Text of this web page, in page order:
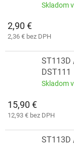
Skladom
2,90 €
2,36 € bez DPH
ST113D
DST111
Skladom
15,90 €
12,93 € bez DPH
ST113D